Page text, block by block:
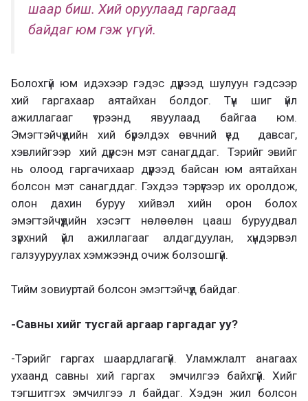
шаар биш. Хий оруулаад гаргаад
байдаг юм гэж үгүй.
Болохгүй юм идэхээр гэдэс дүүрээд шулуун гэдсээр
хий гаргахаар аятайхан болдог. Түүн шиг үйл
ажиллагааг үтрээнд явуулаад байгаа юм.
Эмэгтэйчүүдийн хий бүрэлдэх өвчний үед давсаг,
хэвлийгээр хий дүүрсэн мэт санагддаг. Тэрийг эвийг
нь олоод гаргачихаар дүүрээд байсан юм аятайхан
болсон мэт санагддаг. Гэхдээ тэрүүгээр их оролдож,
олон дахин буруу хийвэл хийн орон болох
эмэгтэйчүүдийн хэсэгт нөлөөлөн цааш буруудвал
зүрхний үйл ажиллагааг алдагдуулан, хүндэрвэл
галзууруулах хэмжээнд очиж болзошгүй.
Тийм зовиуртай болсон эмэгтэйчүүд байдаг.
-Савны хийг тусгай аргаар гаргадаг уу?
-Тэрийг гаргах шаардлагагүй. Уламжлалт анагаах
ухаанд савны хий гаргах эмчилгээ байхгүй. Хийг
тэгшитгэх эмчилгээ л байдаг. Хэдэн жил болсон